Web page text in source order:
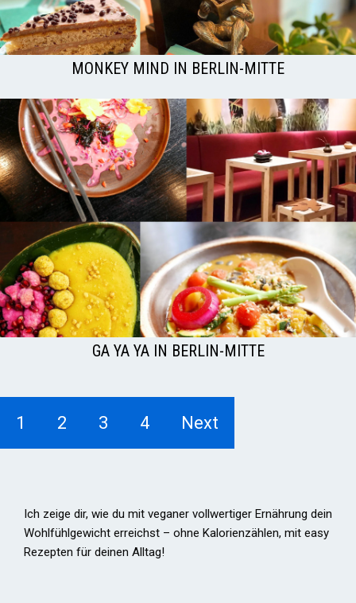
MONKEY MIND IN BERLIN-MITTE
GA YA YA IN BERLIN-MITTE
1 2 3 4 Next
Ich zeige dir, wie du mit veganer vollwertiger Ernährung dein
Wohlfühlgewicht erreichst – ohne Kalorienzählen, mit easy
Rezepten für deinen Alltag!